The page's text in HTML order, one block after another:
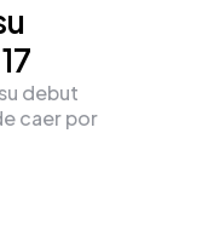
debut
caer por